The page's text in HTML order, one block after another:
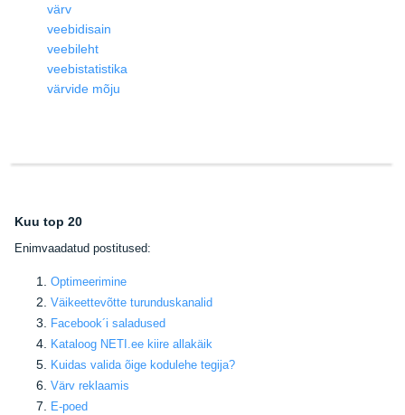
värv
veebidisain
veebileht
veebistatistika
värvide mõju
Kuu top 20
Enimvaadatud postitused:
Optimeerimine
Väikeettevõtte turunduskanalid
Facebook´i saladused
Kataloog NETI.ee kiire allakäik
Kuidas valida õige kodulehe tegija?
Värv reklaamis
E-poed